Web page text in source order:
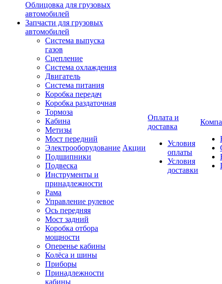
Облицовка для грузовых
автомобилей
Запчасти для грузовых
автомобилей
Система выпуска
газов
Сцепление
Система охлаждения
Двигатель
Система питания
Коробка передач
Коробка раздаточная
Тормоза
Кабина
Метизы
Мост передний
Электрооборудование
Подшипники
Подвеска
Инструменты и
принадлежности
Рама
Управление рулевое
Ось передняя
Мост задний
Коробка отбора
мощности
Оперенье кабины
Колёса и шины
Приборы
Принадлежности
кабины
Акции
Оплата и
доставка
Условия
оплаты
Условия
доставки